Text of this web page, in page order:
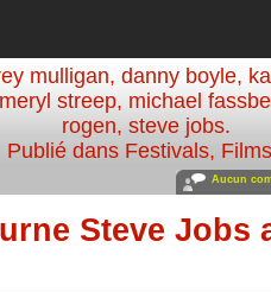
mulligan,danny boyle,
meryl streep, michael
rogen, steve jobs.
Publié dans Festivals,
Aucun
Steve Jobs